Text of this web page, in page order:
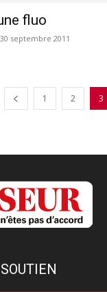
fluo
30 septembre 2011
1 2 3